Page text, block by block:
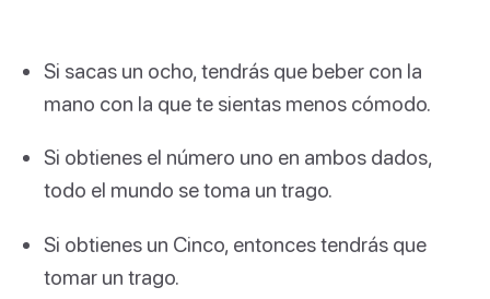
Si sacas un ocho, tendrás que beber con la
mano con la que te sientas menos cómodo.
Si obtienes el número uno en ambos dados,
todo el mundo se toma un trago.
Si obtienes un Cinco, entonces tendrás que
tomar un trago.